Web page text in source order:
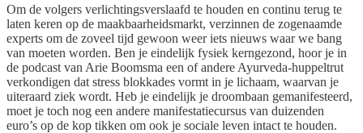
Om de volgers verlichtingsverslaafd te houden en continu terug te
laten keren op de maakbaarheidsmarkt, verzinnen de zogenaamde
experts om de zoveel tijd gewoon weer iets nieuws waar we bang
van moeten worden. Ben je eindelijk fysiek kerngezond, hoor je in
de podcast van Arie Boomsma een of andere Ayurveda-huppeltrut
verkondigen dat stress blokkades vormt in je lichaam, waarvan je
uiteraard ziek wordt. Heb je eindelijk je droombaan gemanifesteerd,
moet je toch nog een andere manifestatiecursus van duizenden
euro’s op de kop tikken om ook je sociale leven intact te houden.